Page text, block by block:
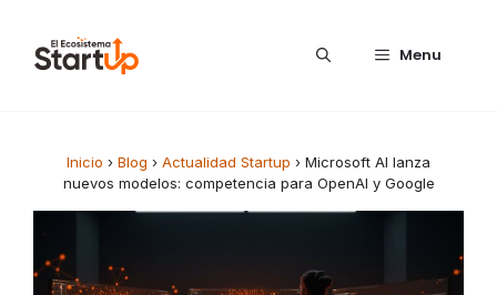
Menu
Inicio › Blog › Actualidad Startup › Microsoft AI lanza
nuevos modelos: competencia para OpenAI y Google